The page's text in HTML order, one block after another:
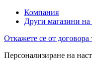
Компания
Други магазини на
Откажете се от договора
Персонализиране на